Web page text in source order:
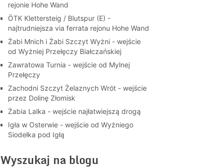
rejonie Hohe Wand
ÖTK Klettersteig / Blutspur (E) -
najtrudniejsza via ferrata rejonu Hohe Wand
Żabi Mnich i Żabi Szczyt Wyżni - wejście
od Wyżniej Przełęczy Białczańskiej
Zawratowa Turnia - wejście od Mylnej
Przełęczy
Zachodni Szczyt Żelaznych Wrót - wejście
przez Dolinę Złomisk
Żabia Lalka - wejście najłatwiejszą drogą
Igła w Osterwie - wejście od Wyżniego
Siodełka pod Igłą
Wyszukaj na blogu